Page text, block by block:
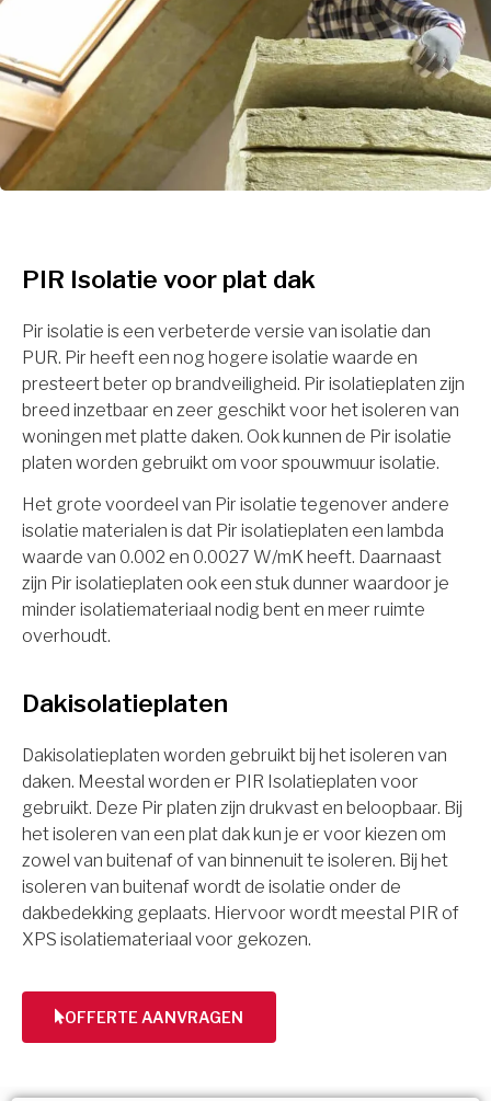
PIR Isolatie voor plat dak
Pir isolatie is een verbeterde versie van isolatie dan
PUR. Pir heeft een nog hogere isolatie waarde en
presteert beter op brandveiligheid. Pir isolatieplaten zijn
breed inzetbaar en zeer geschikt voor het isoleren van
woningen met platte daken. Ook kunnen de Pir isolatie
platen worden gebruikt om voor spouwmuur isolatie.
Het grote voordeel van Pir isolatie tegenover andere
isolatie materialen is dat Pir isolatieplaten een lambda
waarde van 0.002 en 0.0027 W/mK heeft. Daarnaast
zijn Pir isolatieplaten ook een stuk dunner waardoor je
minder isolatiemateriaal nodig bent en meer ruimte
overhoudt.
Dakisolatieplaten
Dakisolatieplaten worden gebruikt bij het isoleren van
daken. Meestal worden er PIR Isolatieplaten voor
gebruikt. Deze Pir platen zijn drukvast en beloopbaar. Bij
het isoleren van een plat dak kun je er voor kiezen om
zowel van buitenaf of van binnenuit te isoleren. Bij het
isoleren van buitenaf wordt de isolatie onder de
dakbedekking geplaats. Hiervoor wordt meestal PIR of
XPS isolatiemateriaal voor gekozen.
OFFERTE AANVRAGEN